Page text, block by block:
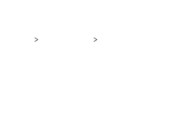
> >